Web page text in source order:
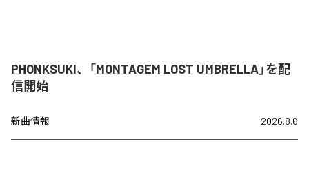
PHONKSUKI、「MONTAGEM LOST UMBRELLA」を配
信開始
新曲情報 2026.8.6